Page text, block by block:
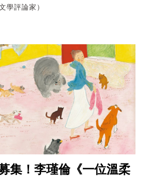
學評論家）
集！李瑾倫《一位溫柔